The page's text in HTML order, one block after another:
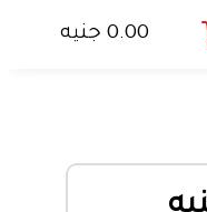
0.00 جنيه